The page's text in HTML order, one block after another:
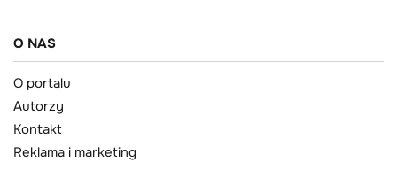
O NAS
O portalu
Autorzy
Kontakt
Reklama i marketing